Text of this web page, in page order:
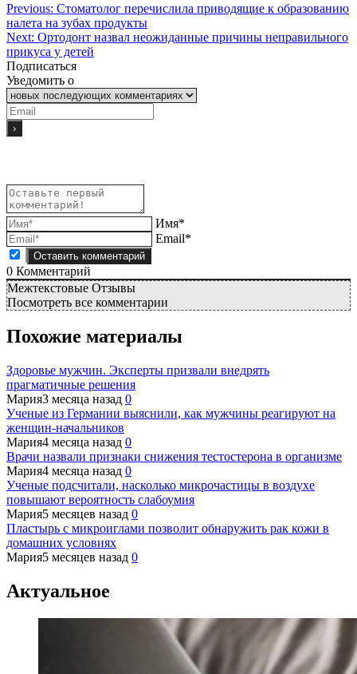
Previous: Стоматолог перечислила приводящие к образованию
налета на зубах продукты
Next: Ортодонт назвал неожиданные причины неправильного
прикуса у детей
Подписаться
Уведомить о
Имя*
Email*
0 Комментарий
Межтекстовые Отзывы
Посмотреть все комментарии
Похожие материалы
Здоровье мужчин. Эксперты призвали внедрять
прагматичные решения
Мария3 месяца назад 0
Ученые из Германии выяснили, как мужчины реагируют на
женщин-начальников
Мария4 месяца назад 0
Врачи назвали признаки снижения тестостерона в организме
Мария4 месяца назад 0
Ученые подсчитали, насколько микрочастицы в воздухе
повышают вероятность слабоумия
Мария5 месяцев назад 0
Пластырь с микроиглами позволит обнаружить рак кожи в
домашних условиях
Мария5 месяцев назад 0
Актуальное